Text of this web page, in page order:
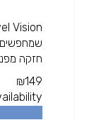
חזקה
₪149